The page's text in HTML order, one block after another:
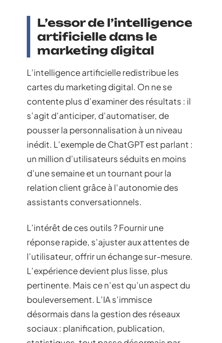
L’essor de l’intelligence
artificielle dans le
marketing digital
L’intelligence artificielle redistribue les
cartes du marketing digital. On ne se
contente plus d’examiner des résultats : il
s’agit d’anticiper, d’automatiser, de
pousser la personnalisation à un niveau
inédit. L’exemple de ChatGPT est parlant :
un million d’utilisateurs séduits en moins
d’une semaine et un tournant pour la
relation client grâce à l’autonomie des
assistants conversationnels.
L’intérêt de ces outils ? Fournir une
réponse rapide, s’ajuster aux attentes de
l’utilisateur, offrir un échange sur-mesure.
L’expérience devient plus lisse, plus
pertinente. Mais ce n’est qu’un aspect du
bouleversement. L’IA s’immisce
désormais dans la gestion des réseaux
sociaux : planification, publication,